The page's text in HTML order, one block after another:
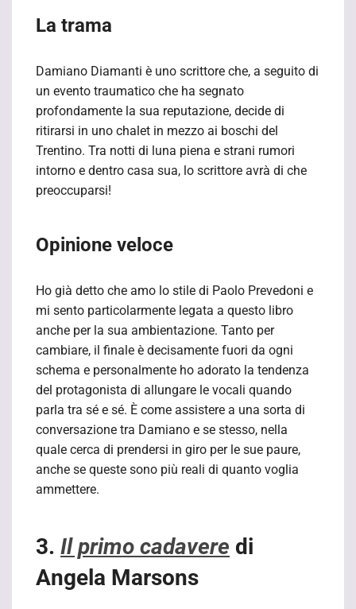
La trama
Damiano Diamanti è uno scrittore che, a seguito di
un evento traumatico che ha segnato
profondamente la sua reputazione, decide di
ritirarsi in uno chalet in mezzo ai boschi del
Trentino. Tra notti di luna piena e strani rumori
intorno e dentro casa sua, lo scrittore avrà di che
preoccuparsi!
Opinione veloce
Ho già detto che amo lo stile di Paolo Prevedoni e
mi sento particolarmente legata a questo libro
anche per la sua ambientazione. Tanto per
cambiare, il finale è decisamente fuori da ogni
schema e personalmente ho adorato la tendenza
del protagonista di allungare le vocali quando
parla tra sé e sé. È come assistere a una sorta di
conversazione tra Damiano e se stesso, nella
quale cerca di prendersi in giro per le sue paure,
anche se queste sono più reali di quanto voglia
ammettere.
3. Il primo cadavere di
Angela Marsons